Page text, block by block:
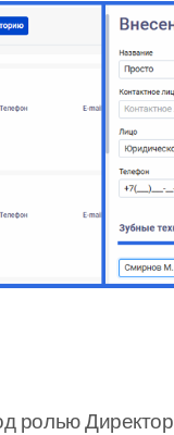
ролью